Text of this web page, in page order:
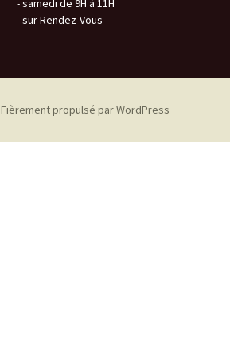
- samedi de 9H à 11H
- sur Rendez-Vous
Fièrement propulsé par WordPress